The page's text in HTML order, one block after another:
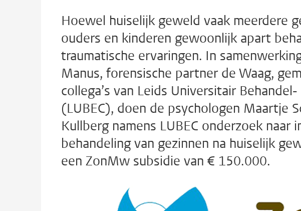
Hoewel huiselijk geweld vaak meerdere
ouders en kinderen gewoonlijk apart
traumatische ervaringen. In
Manus, forensische partner de Waag,
collega’s van Leids Universitair
(LUBEC), doen de psychologen Maartje
Kullberg namens LUBEC onderzoek naar
behandeling van gezinnen na huiselijk
een ZonMw subsidie van € 150.000.